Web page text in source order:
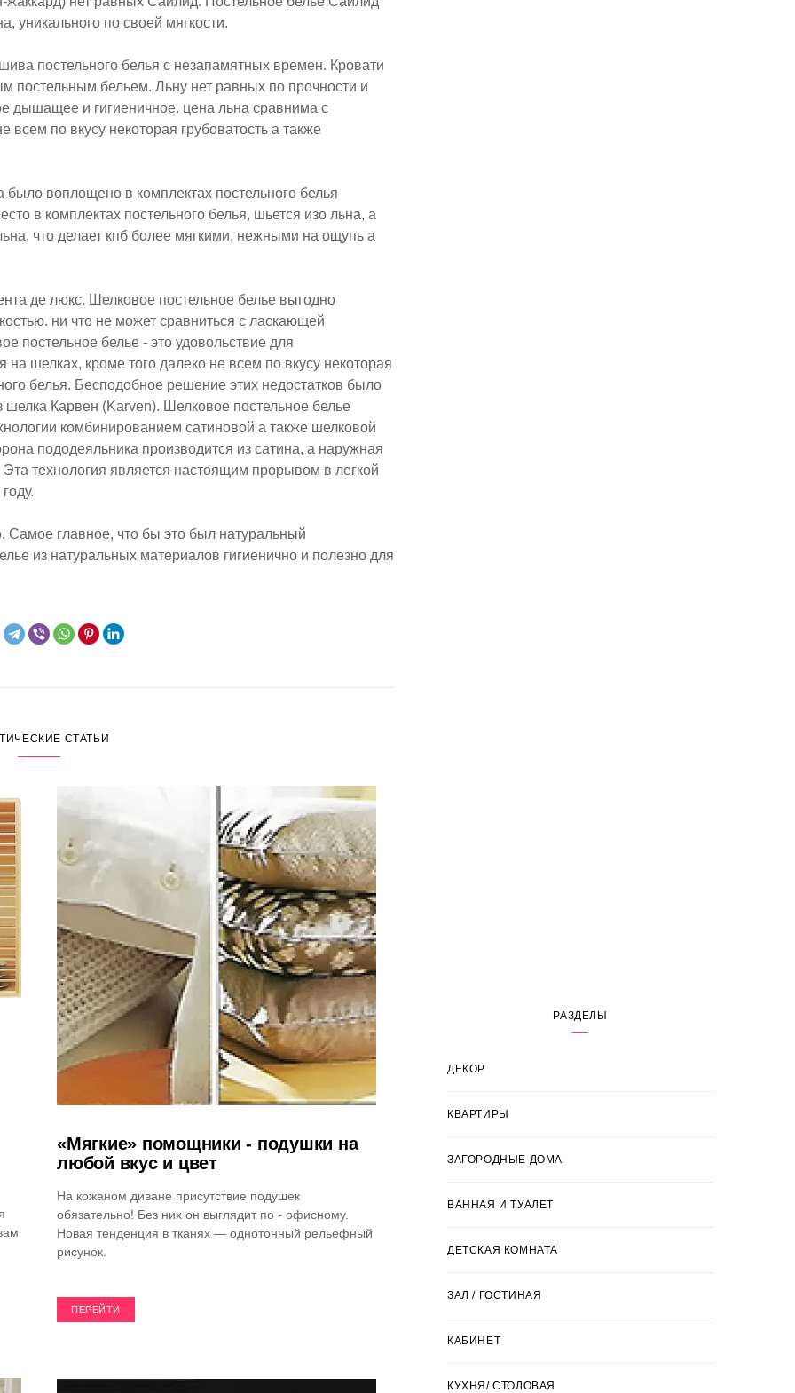
уникального по своей мягкости.
постельного белья c незапамятных времен. Кровати
постельным бельем. Льну нет равных по прочности и
дышащее и гигиеничное. цена льна сравнима с
по вкусу некоторая грубоватость а также
воплощено в комплектах постельного белья
в комплектах постельного белья, шьется изо льна, а
что делает кпб более мягкими, нежными на ощупь а
де люкс. Шелковое постельное белье выгодно
ни что не может сравниться с ласкающей
постельное белье - это удовольствие для
шелках, кроме того далеко не всем по вкусу некоторая
белья. Бесподобное решение этих недостатков было
Карвен (Karven). Шелковое постельное белье
комбинированием сатиновой а также шелковой
пододеяльника производится из сатина, а наружная
технология является настоящим прорывом в легкой
Самое главное, что бы это был натуральный
из натуральных материалов гигиенично и полезно для
СТАТЬИ
«Мягкие» помощники - подушки на
любой вкус и цвет
На кожаном диване присутствие подушек
обязательно! Без них он выглядит по - офисному.
Новая тенденция в тканях — однотонный рельефный
рисунок.
ПЕРЕЙТИ
РАЗДЕЛЫ
ДЕКОР
КВАРТИРЫ
ЗАГОРОДНЫЕ ДОМА
ВАННАЯ И ТУАЛЕТ
ДЕТСКАЯ КОМНАТА
ЗАЛ / ГОСТИНАЯ
КАБИНЕТ
КУХНЯ/ СТОЛОВАЯ